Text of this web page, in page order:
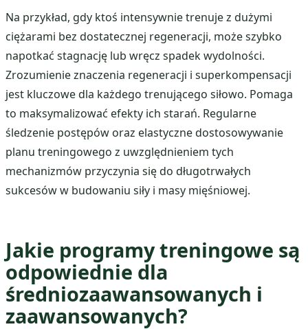
Na przykład, gdy ktoś intensywnie trenuje z dużymi
ciężarami bez dostatecznej regeneracji, może szybko
napotkać stagnację lub wręcz spadek wydolności.
Zrozumienie znaczenia regeneracji i superkompensacji
jest kluczowe dla każdego trenującego siłowo. Pomaga
to maksymalizować efekty ich starań. Regularne
śledzenie postępów oraz elastyczne dostosowywanie
planu treningowego z uwzględnieniem tych
mechanizmów przyczynia się do długotrwałych
sukcesów w budowaniu siły i masy mięśniowej.
Jakie programy treningowe są
odpowiednie dla
średniozaawansowanych i
zaawansowanych?